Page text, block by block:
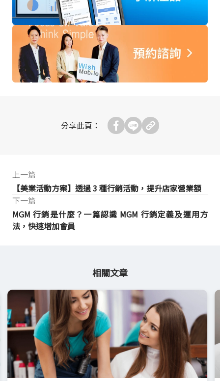
分享此頁：
上一篇
【美業活動方案】透過 3 種行銷活動，提升店家營業額
MGM 行銷是什麼？一篇認識 MGM 行銷定義及運用方
法，快速增加會員
下一篇
相關文章